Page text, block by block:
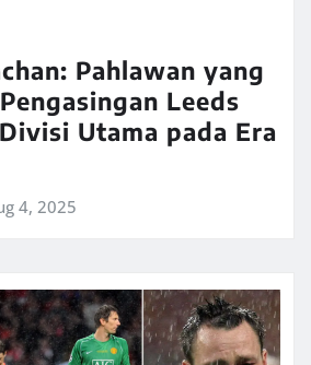
Pahlawan yang
Leeds
Utama pada Era
4, 2025